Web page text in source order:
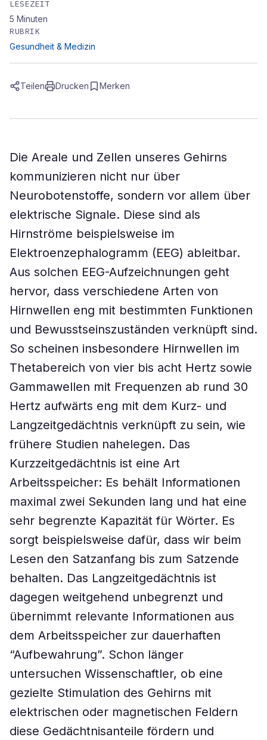
LESEZEIT
5 Minuten
RUBRIK
Gesundheit & Medizin
Teilen Drucken Merken
Die Areale und Zellen unseres Gehirns
kommunizieren nicht nur über
Neurobotenstoffe, sondern vor allem über
elektrische Signale. Diese sind als
Hirnströme beispielsweise im
Elektroenzephalogramm (EEG) ableitbar.
Aus solchen EEG-Aufzeichnungen geht
hervor, dass verschiedene Arten von
Hirnwellen eng mit bestimmten Funktionen
und Bewusstseinszuständen verknüpft sind.
So scheinen insbesondere Hirnwellen im
Thetabereich von vier bis acht Hertz sowie
Gammawellen mit Frequenzen ab rund 30
Hertz aufwärts eng mit dem Kurz- und
Langzeitgedächtnis verknüpft zu sein, wie
frühere Studien nahelegen. Das
Kurzzeitgedächtnis ist eine Art
Arbeitsspeicher: Es behält Informationen
maximal zwei Sekunden lang und hat eine
sehr begrenzte Kapazität für Wörter. Es
sorgt beispielsweise dafür, dass wir beim
Lesen den Satzanfang bis zum Satzende
behalten. Das Langzeitgedächtnis ist
dagegen weitgehend unbegrenzt und
übernimmt relevante Informationen aus
dem Arbeitsspeicher zur dauerhaften
“Aufbewahrung”. Schon länger
untersuchen Wissenschaftler, ob eine
gezielte Stimulation des Gehirns mit
elektrischen oder magnetischen Feldern
diese Gedächtnisanteile fördern und